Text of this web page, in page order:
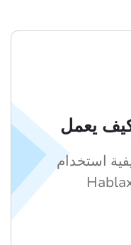
استخدام